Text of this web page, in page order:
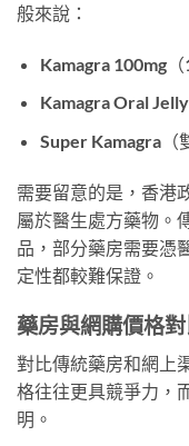
般來說：
Kamagra 100mg
Kamagra Oral
Super Kamagra（
需要留意的是，香港
屬於醫生處方藥物。
品，部分藥房需要憑
定性都較難保證。
藥房與網購價格
對比傳統藥房和網上
格往往更具競爭力，
明。